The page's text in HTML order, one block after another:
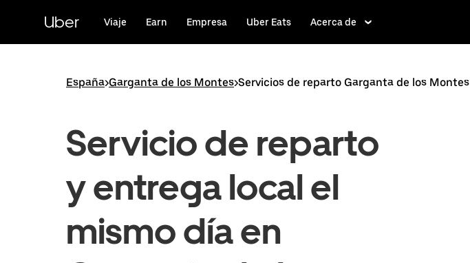
contenido
principal
Uber Viaje Earn Empresa Uber Eats Acerca de
España>Garganta de los Montes>Servicios de reparto Garganta de los Montes
Servicio de reparto
y entrega local el
mismo día en